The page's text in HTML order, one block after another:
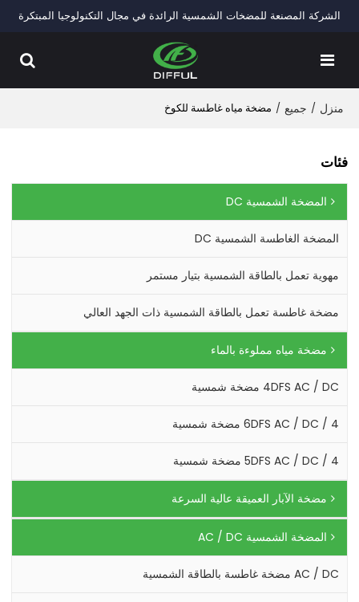
الشركة المصنعة للمضخات الشمسية الرائدة في مجال التكنولوجيا المبتكرة
منزل / جميع / مضخة مياه غاطسة للكوخ
فئات
المضخة الشمسية DC
المضخة الغاطسة الشمسية DC
مهوية تعمل بالطاقة الشمسية بتيار مستمر
مضخة غاطسة تعمل بالطاقة الشمسية ذات الجهد العالي
مضخة مياه مملوءة بالماء
4DFS AC / DC مضخة شمسية
4 / 6DFS AC / DC مضخة شمسية
4 / 5DFS AC / DC مضخة شمسية
مضخة الآبار العميقة عالية السرعة
المضخة الشمسية AC / DC
AC / DC مضخة غاطسة بالطاقة الشمسية